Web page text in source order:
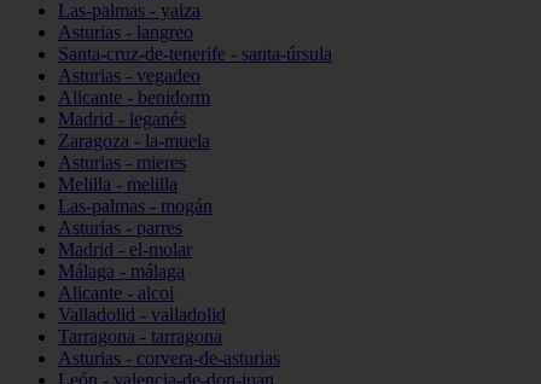
Las-palmas - yaiza
Asturias - langreo
Santa-cruz-de-tenerife - santa-úrsula
Asturias - vegadeo
Alicante - benidorm
Madrid - leganés
Zaragoza - la-muela
Asturias - mieres
Melilla - melilla
Las-palmas - mogán
Asturias - parres
Madrid - el-molar
Málaga - málaga
Alicante - alcoi
Valladolid - valladolid
Tarragona - tarragona
Asturias - corvera-de-asturias
León - valencia-de-don-juan